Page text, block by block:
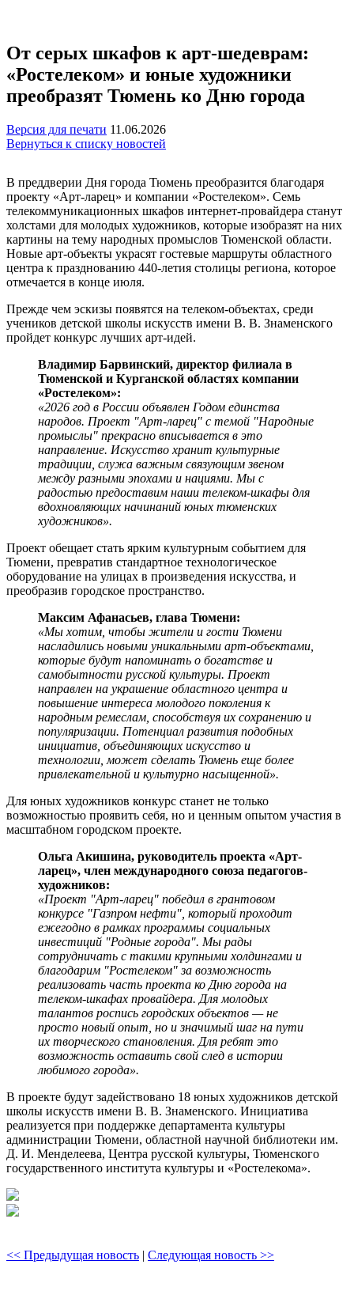
От серых шкафов к арт-шедеврам:
«Ростелеком» и юные художники
преобразят Тюмень ко Дню города
Версия для печати 11.06.2026
Вернуться к списку новостей
В преддверии Дня города Тюмень преобразится благодаря
проекту «Арт-ларец» и компании «Ростелеком». Семь
телекоммуникационных шкафов интернет-провайдера станут
холстами для молодых художников, которые изобразят на них
картины на тему народных промыслов Тюменской области.
Новые арт-объекты украсят гостевые маршруты областного
центра к празднованию 440-летия столицы региона, которое
отмечается в конце июля.
Прежде чем эскизы появятся на телеком-объектах, среди
учеников детской школы искусств имени В. В. Знаменского
пройдет конкурс лучших арт-идей.
Владимир Барвинский, директор филиала в
Тюменской и Курганской областях компании
«Ростелеком»:
«2026 год в России объявлен Годом единства
народов. Проект "Арт-ларец" с темой "Народные
промыслы" прекрасно вписывается в это
направление. Искусство хранит культурные
традиции, служа важным связующим звеном
между разными эпохами и нациями. Мы с
радостью предоставим наши телеком-шкафы для
вдохновляющих начинаний юных тюменских
художников».
Проект обещает стать ярким культурным событием для
Тюмени, превратив стандартное технологическое
оборудование на улицах в произведения искусства, и
преобразив городское пространство.
Максим Афанасьев, глава Тюмени:
«Мы хотим, чтобы жители и гости Тюмени
насладились новыми уникальными арт-объектами,
которые будут напоминать о богатстве и
самобытности русской культуры. Проект
направлен на украшение областного центра и
повышение интереса молодого поколения к
народным ремеслам, способствуя их сохранению и
популяризации. Потенциал развития подобных
инициатив, объединяющих искусство и
технологии, может сделать Тюмень еще более
привлекательной и культурно насыщенной».
Для юных художников конкурс станет не только
возможностью проявить себя, но и ценным опытом участия в
масштабном городском проекте.
Ольга Акишина, руководитель проекта «Арт-
ларец», член международного союза педагогов-
художников:
«Проект "Арт-ларец" победил в грантовом
конкурсе "Газпром нефти", который проходит
ежегодно в рамках программы социальных
инвестиций "Родные города". Мы рады
сотрудничать с такими крупными холдингами и
благодарим "Ростелеком" за возможность
реализовать часть проекта ко Дню города на
телеком-шкафах провайдера. Для молодых
талантов роспись городских объектов — не
просто новый опыт, но и значимый шаг на пути
их творческого становления. Для ребят это
возможность оставить свой след в истории
любимого города».
В проекте будут задействовано 18 юных художников детской
школы искусств имени В. В. Знаменского. Инициатива
реализуется при поддержке департамента культуры
администрации Тюмени, областной научной библиотеки им.
Д. И. Менделеева, Центра русской культуры, Тюменского
государственного института культуры и «Ростелекома».
<< Предыдущая новость | Следующая новость >>